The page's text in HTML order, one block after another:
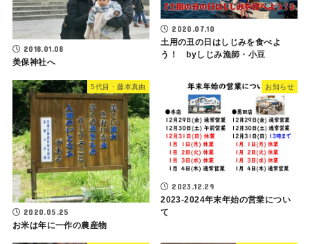
2018.01.08
美保神社へ
2020.07.10
土用の丑の日はしじみを食べよ
う！ byしじみ漁師・小豆
5代目・藤本真由
2020.05.25
お米は年に一作の農産物
お知らせ
2023.12.29
2023-2024年末年始の営業につい
て